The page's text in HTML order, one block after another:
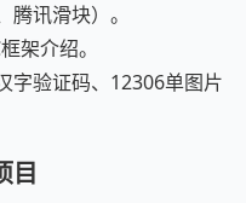
讯滑块）。
架介绍。
字验证码、12306单图片
目